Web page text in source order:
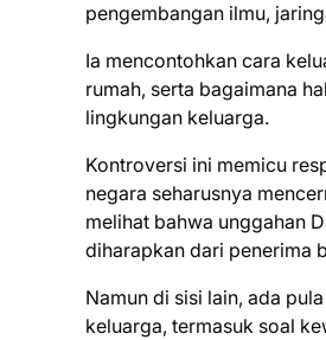
pengembangan ilmu,
Ia mencontohkan cara
rumah, serta bagaimana
lingkungan keluarga.
Kontroversi ini memicu
negara seharusnya
melihat bahwa unggahan
diharapkan dari penerima
Namun di sisi lain, ada
keluarga, termasuk soal